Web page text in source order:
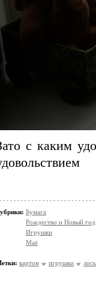
с каким
Бумага
Рождество и Новый год
Игрушки
Маё
картон игрушки лось